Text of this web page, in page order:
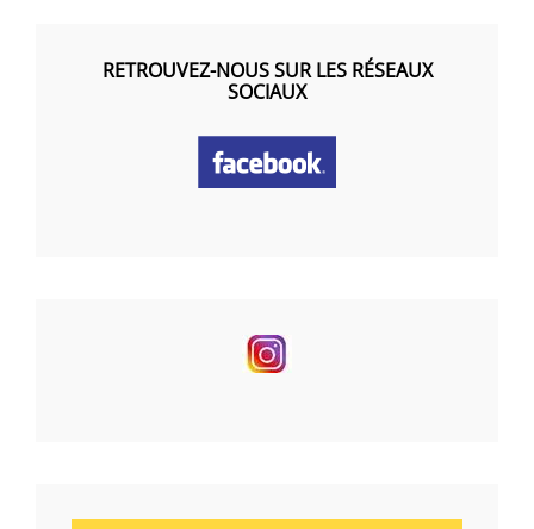
RETROUVEZ-NOUS SUR LES RÉSEAUX
SOCIAUX